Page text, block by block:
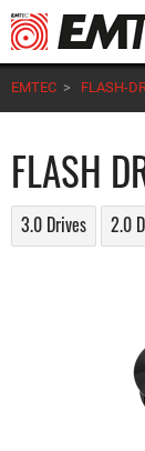
Direkt
zum
Inhalt
EMTEC > FLASH-
FLASH
3.0 Drives 2.0